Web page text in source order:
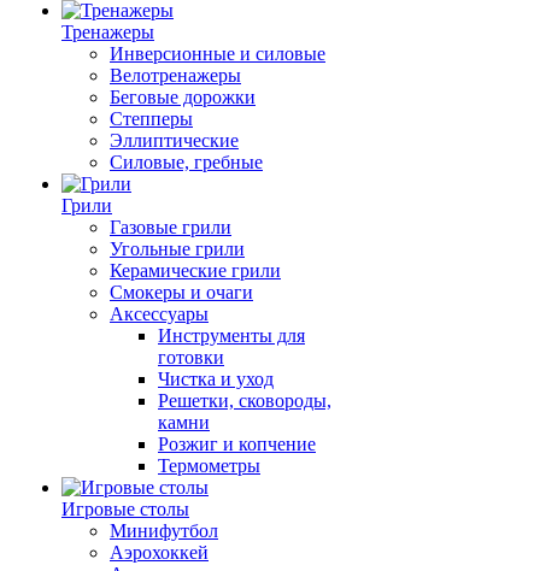
Тренажеры
Инверсионные и силовые
Велотренажеры
Беговые дорожки
Степперы
Эллиптические
Силовые, гребные
Грили
Газовые грили
Угольные грили
Керамические грили
Смокеры и очаги
Аксессуары
Инструменты для
готовки
Чистка и уход
Решетки, сковороды,
камни
Розжиг и копчение
Термометры
Игровые столы
Минифутбол
Аэрохоккей